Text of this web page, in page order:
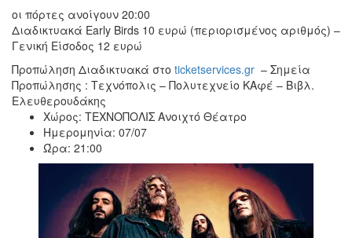
οι πόρτες ανοίγουν 20:00
Διαδικτυακά Early Birds 10 ευρώ (περιορισμένος αριθμός) –
Γενική Είσοδος 12 ευρώ
Προπώληση Διαδικτυακά στο ticketservices.gr – Σημεία
Προπώλησης : Τεχνόπολις – Πολυτεχνείο ΚΑφέ – Βιβλ.
Ελευθερουδάκης
Χώρος: ΤΕΧΝΟΠΟΛΙΣ Ανοιχτό Θέατρο
Ημερομηνία: 07/07
Ώρα: 21:00